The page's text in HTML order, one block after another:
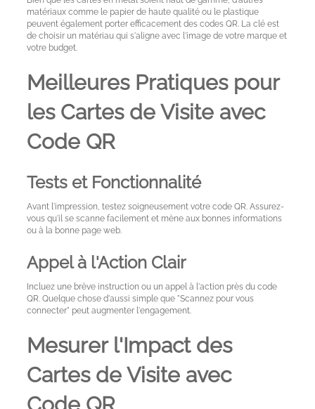
matériaux comme le papier de haute qualité ou le plastique
peuvent également porter efficacement des codes QR. La clé est
de choisir un matériau qui s'aligne avec l'image de votre marque et
votre budget.
Meilleures Pratiques pour
les Cartes de Visite avec
Code QR
Tests et Fonctionnalité
Avant l'impression, testez soigneusement votre code QR. Assurez-
vous qu'il se scanne facilement et mène aux bonnes informations
ou à la bonne page web.
Appel à l'Action Clair
Incluez une brève instruction ou un appel à l'action près du code
QR. Quelque chose d'aussi simple que "Scannez pour vous
connecter" peut augmenter l'engagement.
Mesurer l'Impact des
Cartes de Visite avec